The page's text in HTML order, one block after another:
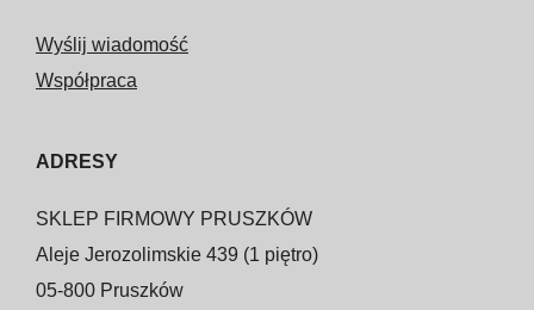
Wyślij wiadomość
Współpraca
ADRESY
SKLEP FIRMOWY PRUSZKÓW
Aleje Jerozolimskie 439 (1 piętro)
05-800 Pruszków